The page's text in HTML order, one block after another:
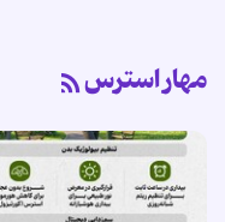
مهار استرس